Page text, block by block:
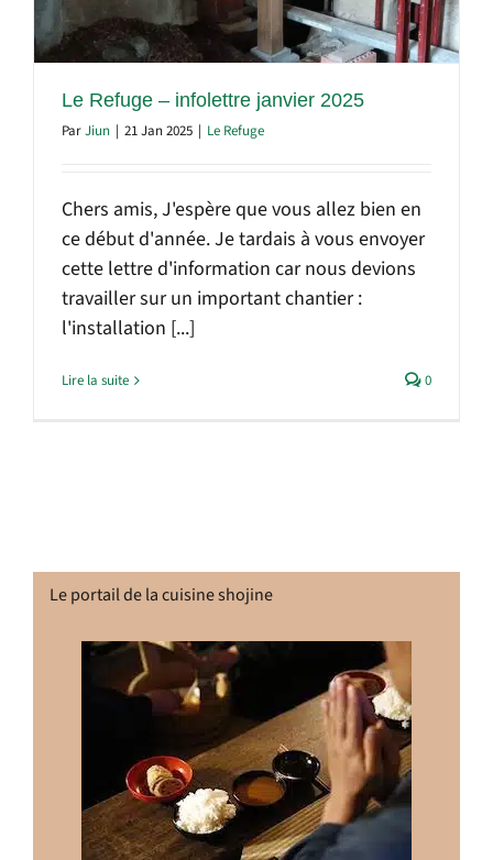
Le Refuge – infolettre janvier 2025
ParJiun | 21 Jan 2025 | Le Refuge
Chers amis, J'espère que vous allez bien en
ce début d'année. Je tardais à vous envoyer
cette lettre d'information car nous devions
travailler sur un important chantier :
l'installation [...]
Lire la suite 0
Le portail de la cuisine shojine